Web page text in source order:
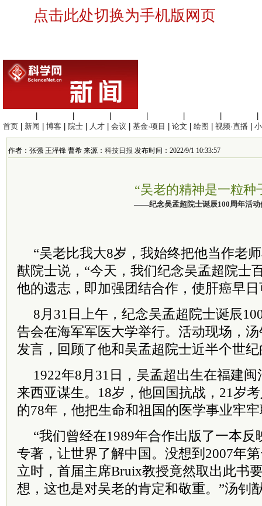
点击此处切换为手机版网页
首页
新闻 博客 院士 人才 会议 基金·项目 论文 绘图 视频·直播
作者：张强 王泽锋 曹希 来源： 科技日报 发布时间：2022/9/1 10:33:57
“吴老的精神是一粒种
——纪念吴孟超院士诞辰100周年活动
“吴老比我大8岁，我始终把他当作老
猷院士说，“今天，我们纪念吴孟超院士
他的遗志，即加强团结合作，使肝癌早日
8月31日上午，纪念吴孟超院士诞辰
告会在海军军医大学举行。活动现场，
发言，回顾了他和吴孟超院士近半个世
1922年8月31日，吴孟超出生在福建
来西亚谋生。18岁，他回国抗战，21岁
的78年，他把生命和祖国的医学事业牢
“我们曾经在1989年合作出版了一本反
专著，让世界了解中国。没想到2007年
立时，首届主席Bruix教授竟然取出此书
想，这也是对吴老的肯定和敬重。”汤钊